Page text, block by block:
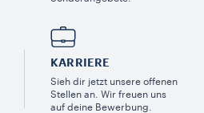
KARRIERE
Sieh dir jetzt unsere offenen
Stellen an. Wir freuen uns
auf deine Bewerbung.